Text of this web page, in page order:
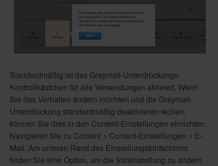
Standardmäßig ist das Graymail-Unterdrückungs-
Kontrollkästchen für alle Versendungen aktiviert. Wenn
Sie das Verhalten ändern möchten und die Graymail-
Unterdrückung standardmäßig deaktivieren wollen,
können Sie dies in den Content-Einstellungen einrichten.
Navigieren Sie zu Content > Content-Einstellungen > E-
Mail. Am unteren Rand des Einstellungsbildschirms
finden Sie eine Option, um die Voreinstellung zu ändern.